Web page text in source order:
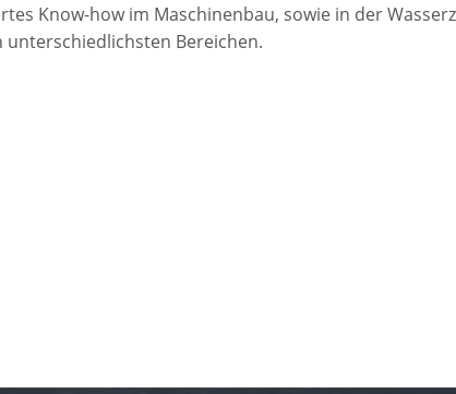
Know-how im Maschinenbau, sowie in der
Bereichen.